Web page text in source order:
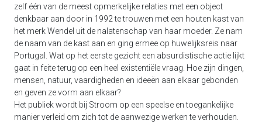
zelf één van de meest opmerkelijke relaties met een object
denkbaar aan door in 1992 te trouwen met een houten kast van
het merk Wendel uit de nalatenschap van haar moeder. Ze nam
de naam van de kast aan en ging ermee op huwelijksreis naar
Portugal. Wat op het eerste gezicht een absurdistische actie lijkt
gaat in feite terug op een heel existentiële vraag. Hoe zijn dingen,
mensen, natuur, vaardigheden en ideeën aan elkaar gebonden
en geven ze vorm aan elkaar?
Het publiek wordt bij Stroom op een speelse en toegankelijke
manier verleid om zich tot de aanwezige werken te verhouden.